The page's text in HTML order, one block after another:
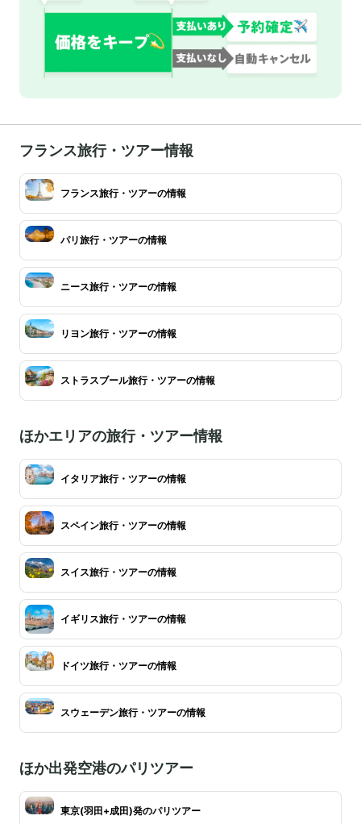
フランス旅行・ツアー情報
フランス旅行・ツアーの情報
パリ旅行・ツアーの情報
ニース旅行・ツアーの情報
リヨン旅行・ツアーの情報
ストラスブール旅行・ツアーの情報
ほかエリアの旅行・ツアー情報
イタリア旅行・ツアーの情報
スペイン旅行・ツアーの情報
スイス旅行・ツアーの情報
イギリス旅行・ツアーの情報
ドイツ旅行・ツアーの情報
スウェーデン旅行・ツアーの情報
ほか出発空港のパリツアー
東京(羽田+成田)発のパリツアー